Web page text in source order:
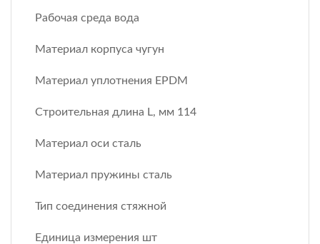
Рабочая среда вода
Материал корпуса чугун
Материал уплотнения EPDM
Строительная длина L, мм 114
Материал оси сталь
Материал пружины сталь
Тип соединения стяжной
Единица измерения шт